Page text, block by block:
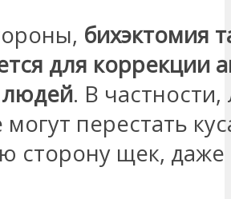
бихэктомия
для коррекции
. В
перестать
сторону щек, даже